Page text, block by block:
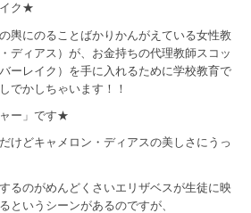
イク★
輿にのることばかりかんがえている女性教
ディアス）が、お金持ちの代理教師スコッ
ーレイク）を手に入れるために学校教育で
でかしちゃいます！！
ー」です★
けどキャメロン・ディアスの美しさにうっ
るのがめんどくさいエリザベスが生徒に映
というシーンがあるのですが、